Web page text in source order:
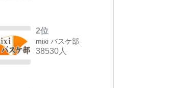
2位
mixi バスケ部
38530人